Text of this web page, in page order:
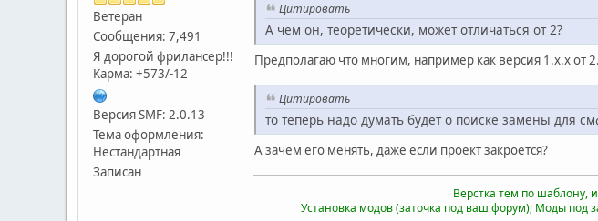
Ветеран
Сообщения: 7,491
Я дорогой фрилансер!!!
Карма: +573/-12
Версия SMF: 2.0.13
Тема оформления:
Нестандартная
Записан
Цитировать
А чем он, теоретически, может отличаться от 2?
Предполагаю что многим, например как версия 1.х.х от
Цитировать
то теперь надо думать будет о поиске замены для
А зачем его менять, даже если проект закроется?
Верстка тем по шаблону,
Установка модов (заточка под ваш форум); Моды под